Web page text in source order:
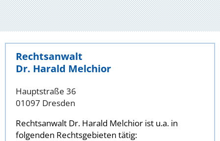
Rechtsanwalt
Dr. Harald Melchior
Hauptstraße 36
01097 Dresden
Rechtsanwalt Dr. Harald Melchior ist u.a. in
folgenden Rechtsgebieten tätig: